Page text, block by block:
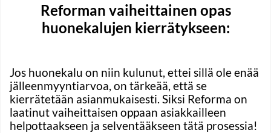
Reforman vaiheittainen opas
huonekalujen kierrätykseen:
Jos huonekalu on niin kulunut, ettei sillä ole enää
jälleenmyyntiarvoa, on tärkeää, että se
kierrätetään asianmukaisesti. Siksi Reforma on
laatinut vaiheittaisen oppaan asiakkailleen
helpottaakseen ja selventääkseen tätä prosessia!